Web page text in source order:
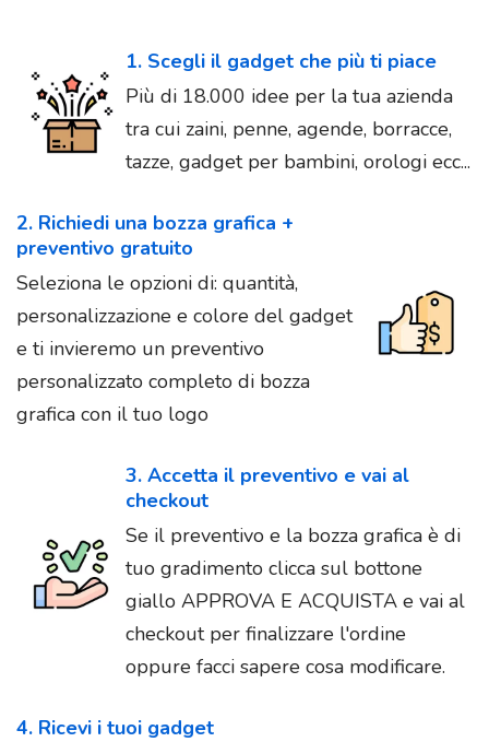
1. Scegli il gadget che più ti piace
Più di 18.000 idee per la tua azienda
tra cui zaini, penne, agende, borracce,
tazze, gadget per bambini, orologi ecc...
2. Richiedi una bozza grafica +
preventivo gratuito
Seleziona le opzioni di: quantità,
personalizzazione e colore del gadget
e ti invieremo un preventivo
personalizzato completo di bozza
grafica con il tuo logo
3. Accetta il preventivo e vai al
checkout
Se il preventivo e la bozza grafica è di
tuo gradimento clicca sul bottone
giallo APPROVA E ACQUISTA e vai al
checkout per finalizzare l'ordine
oppure facci sapere cosa modificare.
4. Ricevi i tuoi gadget